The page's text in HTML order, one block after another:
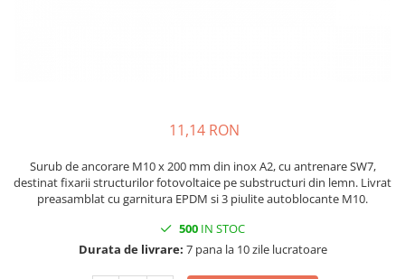
11,14 RON
Surub de ancorare M10 x 200 mm din inox A2, cu antrenare SW7,
destinat fixarii structurilor fotovoltaice pe substructuri din lemn. Livrat
preasamblat cu garnitura EPDM si 3 piulite autoblocante M10.
500 IN STOC
Durata de livrare: 7 pana la 10 zile lucratoare